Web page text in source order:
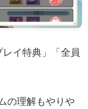
イ特典」「全員
の理解もやりや